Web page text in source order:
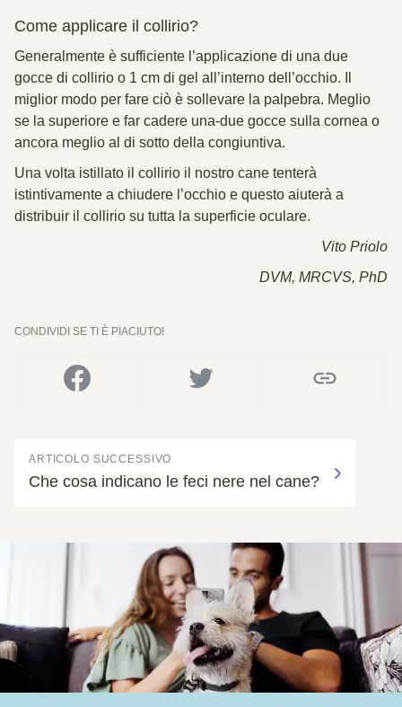
Come applicare il collirio?
Generalmente è sufficiente l’applicazione di una due
gocce di collirio o 1 cm di gel all’interno dell’occhio. Il
miglior modo per fare ciò è sollevare la palpebra. Meglio
se la superiore e far cadere una-due gocce sulla cornea o
ancora meglio al di sotto della congiuntiva.
Una volta istillato il collirio il nostro cane tenterà
istintivamente a chiudere l’occhio e questo aiuterà a
distribuir il collirio su tutta la superficie oculare.
Vito Priolo
DVM, MRCVS, PhD
CONDIVIDI SE TI È PIACIUTO!
ARTICOLO SUCCESSIVO
Che cosa indicano le feci nere nel cane?